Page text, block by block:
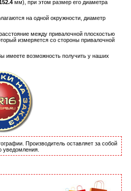
мм), при этом размер его диаметра
на одной окружности, диаметр
между привалочной плоскостью
измеряется со стороны привалочной
имеете возможность получить у наших
Производитель оставляет за собой
уведомления.